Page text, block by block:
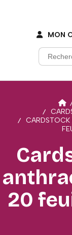
MON
CARDSTOCK
20